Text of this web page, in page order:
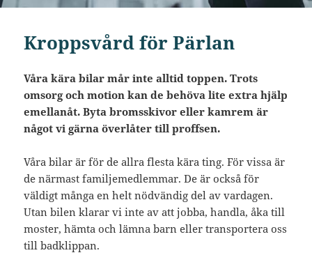
Kroppsvård för Pärlan
Våra kära bilar mår inte alltid toppen. Trots
omsorg och motion kan de behöva lite extra hjälp
emellanåt. Byta bromsskivor eller kamrem är
något vi gärna överlåter till proffsen.
Våra bilar är för de allra flesta kära ting. För vissa är
de närmast familjemedlemmar. De är också för
väldigt många en helt nödvändig del av vardagen.
Utan bilen klarar vi inte av att jobba, handla, åka till
moster, hämta och lämna barn eller transportera oss
till badklippan.